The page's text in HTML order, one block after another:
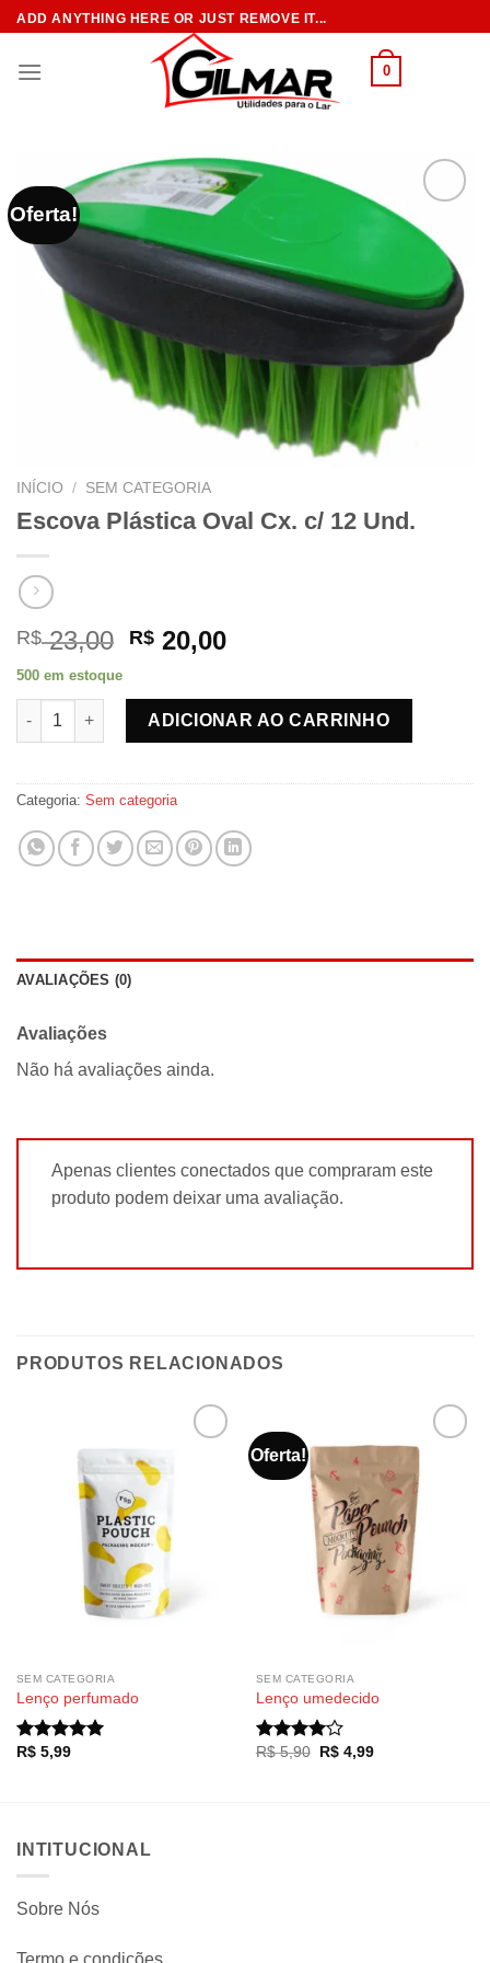
Skip
content
ADD ANYTHING HERE OR JUST REMOVE IT...
0
Oferta!
INÍCIO / SEM CATEGORIA
Escova Plástica Oval Cx. c/ 12 Und.
R$23,00 O
original
era:
R$ 23,00.
R$ 20,00O
atual
é:
R$ 20,00.
500 em estoque
Escova Plástica Oval Cx. c/ 12 Und. quantidade
ADICIONAR AO CARRINHO
Categoria: Sem categoria
AVALIAÇÕES (0)
Avaliações
Não há avaliações ainda.
Apenas clientes conectados que compraram este
produto podem deixar uma avaliação.
PRODUTOS RELACIONADOS
SEM CATEGORIA
Lenço perfumado
Avaliação
R$5,99
Oferta!
SEM CATEGORIA
Lenço umedecido
Avaliação
R$5,90
O
R$4,99O
INTITUCIONAL
Sobre Nós
Termo e condições